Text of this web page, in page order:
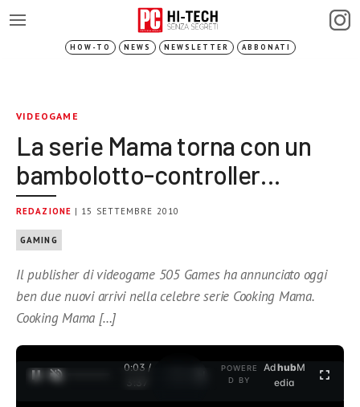
HOW-TO NEWS NEWSLETTER ABBONATI
VIDEOGAME
La serie Mama torna con un
bambolotto-controller…
REDAZIONE | 15 SETTEMBRE 2010
GAMING
Il publisher di videogame 505 Games ha annunciato oggi
ben due nuovi arrivi nella celebre serie Cooking Mama.
Cooking Mama […]
0:03 /
3:37
POWERE
D BY
AdhubM
edia